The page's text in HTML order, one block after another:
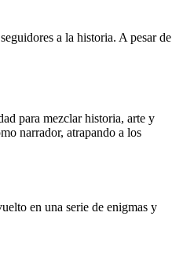
a la historia. A pesar de
para mezclar historia, arte y
narrador, atrapando a los
en una serie de enigmas y